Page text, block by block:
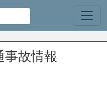
事故情報